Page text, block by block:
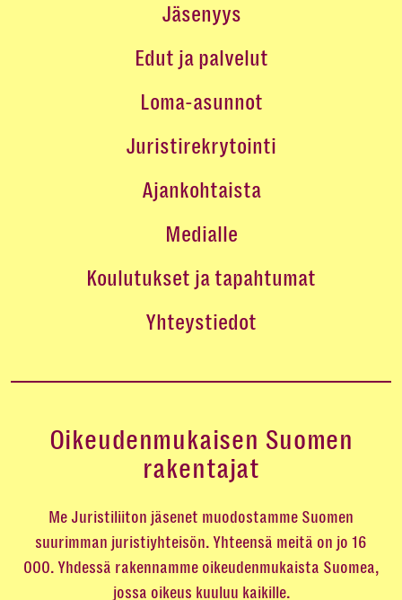
Jäsenyys
Edut ja palvelut
Loma-asunnot
Juristirekrytointi
Ajankohtaista
Medialle
Koulutukset ja tapahtumat
Yhteystiedot
Oikeudenmukaisen Suomen
rakentajat
Me Juristiliiton jäsenet muodostamme Suomen
suurimman juristiyhteisön. Yhteensä meitä on jo 16
000. Yhdessä rakennamme oikeudenmukaista Suomea,
jossa oikeus kuuluu kaikille.